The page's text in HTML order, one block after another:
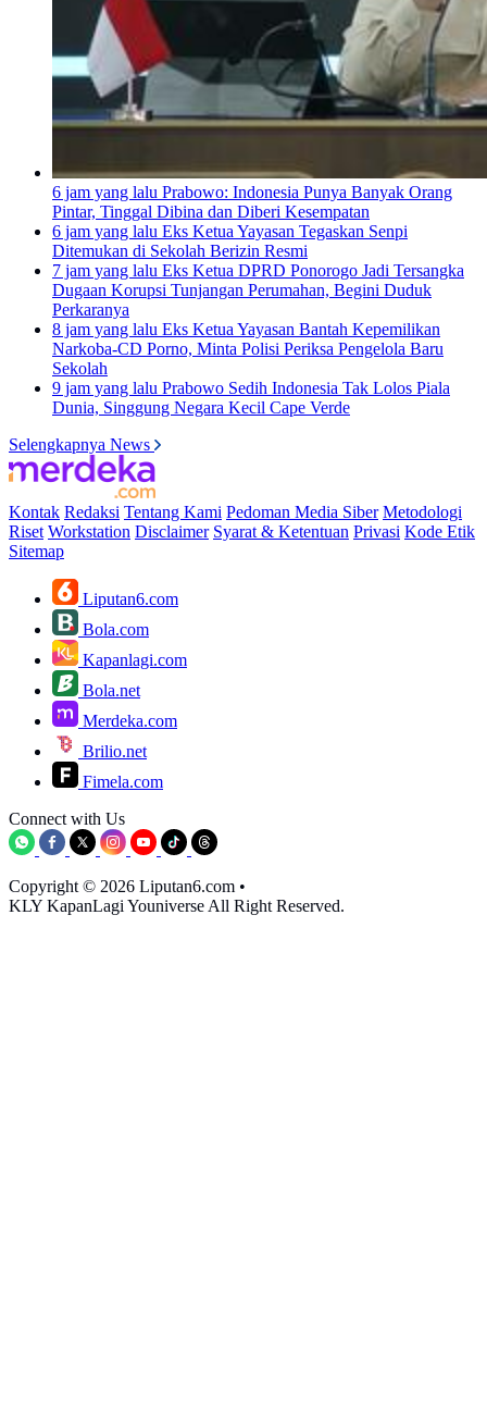
6 jam yang lalu Prabowo: Indonesia Punya Banyak Orang
Pintar, Tinggal Dibina dan Diberi Kesempatan
6 jam yang lalu Eks Ketua Yayasan Tegaskan Senpi
Ditemukan di Sekolah Berizin Resmi
7 jam yang lalu Eks Ketua DPRD Ponorogo Jadi Tersangka
Dugaan Korupsi Tunjangan Perumahan, Begini Duduk
Perkaranya
8 jam yang lalu Eks Ketua Yayasan Bantah Kepemilikan
Narkoba-CD Porno, Minta Polisi Periksa Pengelola Baru
Sekolah
9 jam yang lalu Prabowo Sedih Indonesia Tak Lolos Piala
Dunia, Singgung Negara Kecil Cape Verde
Selengkapnya News
Kontak Redaksi Tentang Kami Pedoman Media Siber Metodologi
Riset Workstation Disclaimer Syarat & Ketentuan Privasi Kode Etik
Sitemap
Liputan6.com
Bola.com
Kapanlagi.com
Bola.net
Merdeka.com
Brilio.net
Fimela.com
Connect with Us
Copyright © 2026 Liputan6.com •
KLY KapanLagi Youniverse All Right Reserved.